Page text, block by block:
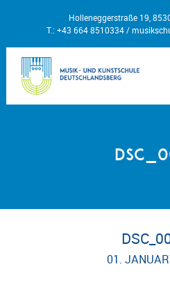
Holleneggerstraße 19,
T.: +43 664 8510334 /
01.